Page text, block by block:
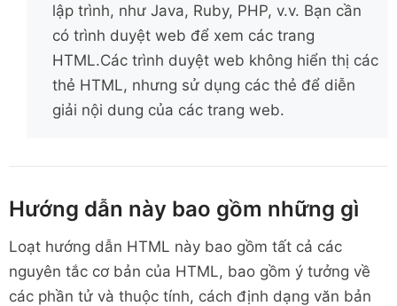
lập trình, như Java, Ruby, PHP, v.v. Bạn cần
có trình duyệt web để xem các trang
HTML.Các trình duyệt web không hiển thị các
thẻ HTML, nhưng sử dụng các thẻ để diễn
giải nội dung của các trang web.
Hướng dẫn này bao gồm những gì
Loạt hướng dẫn HTML này bao gồm tất cả các
nguyên tắc cơ bản của HTML, bao gồm ý tưởng về
các phần tử và thuộc tính, cách định dạng văn bản